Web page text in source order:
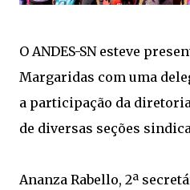
O ANDES-SN esteve
Margaridas com uma
a participação da
de diversas seções
Ananza Rabello, 2ª